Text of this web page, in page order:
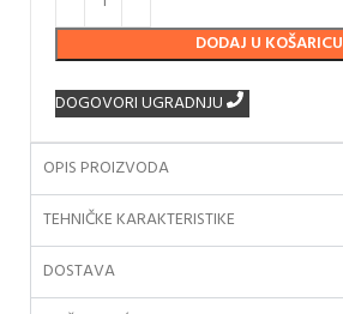
DODAJ U KOŠARICU
DOGOVORI UGRADNJU
OPIS PROIZVODA
TEHNIČKE KARAKTERISTIKE
DOSTAVA